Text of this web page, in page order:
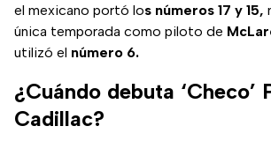
el mexicano portó los números 17 y 15,
única temporada como piloto de
utilizó el número 6.
¿Cuándo debuta ‘Checo’
Cadillac?